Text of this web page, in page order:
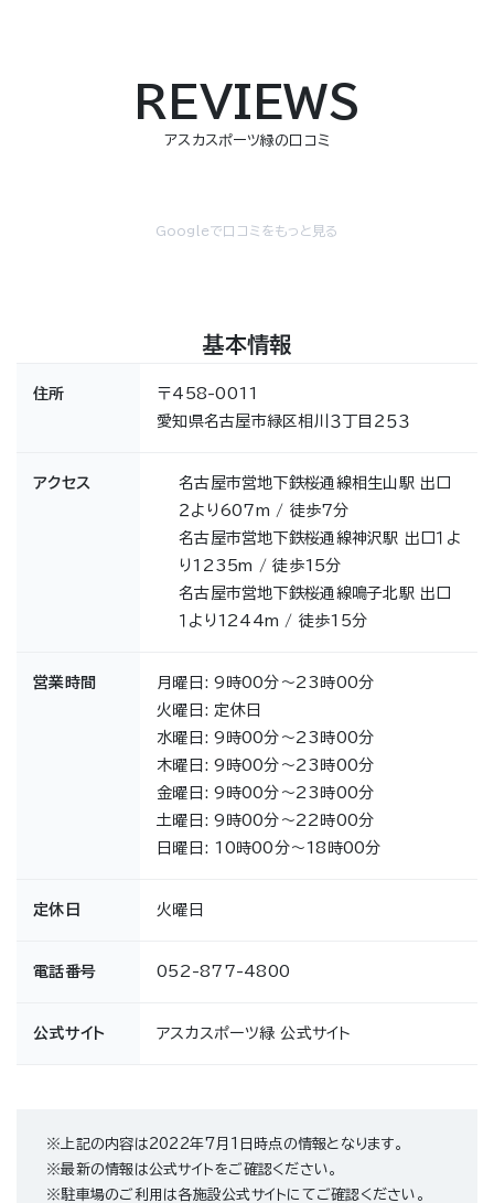
REVIEWS
アスカスポーツ緑の口コミ
Googleで口コミをもっと見る
基本情報
住所
〒458-0011
愛知県名古屋市緑区相川３丁目２５３
アクセス
名古屋市営地下鉄桜通線相生山駅 出口
２より607m / 徒歩7分
名古屋市営地下鉄桜通線神沢駅 出口１よ
り1235m / 徒歩15分
名古屋市営地下鉄桜通線鳴子北駅 出口
１より1244m / 徒歩15分
営業時間
月曜日: 9時00分～23時00分
火曜日: 定休日
水曜日: 9時00分～23時00分
木曜日: 9時00分～23時00分
金曜日: 9時00分～23時00分
土曜日: 9時00分～22時00分
日曜日: 10時00分～18時00分
定休日 火曜日
電話番号 052-877-4800
公式サイト アスカスポーツ緑 公式サイト
※上記の内容は2022年7月1日時点の情報となります。
※最新の情報は公式サイトをご確認ください。
※駐車場のご利用は各施設公式サイトにてご確認ください。